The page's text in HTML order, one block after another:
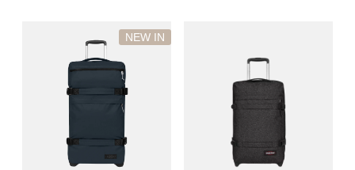
NEW IN